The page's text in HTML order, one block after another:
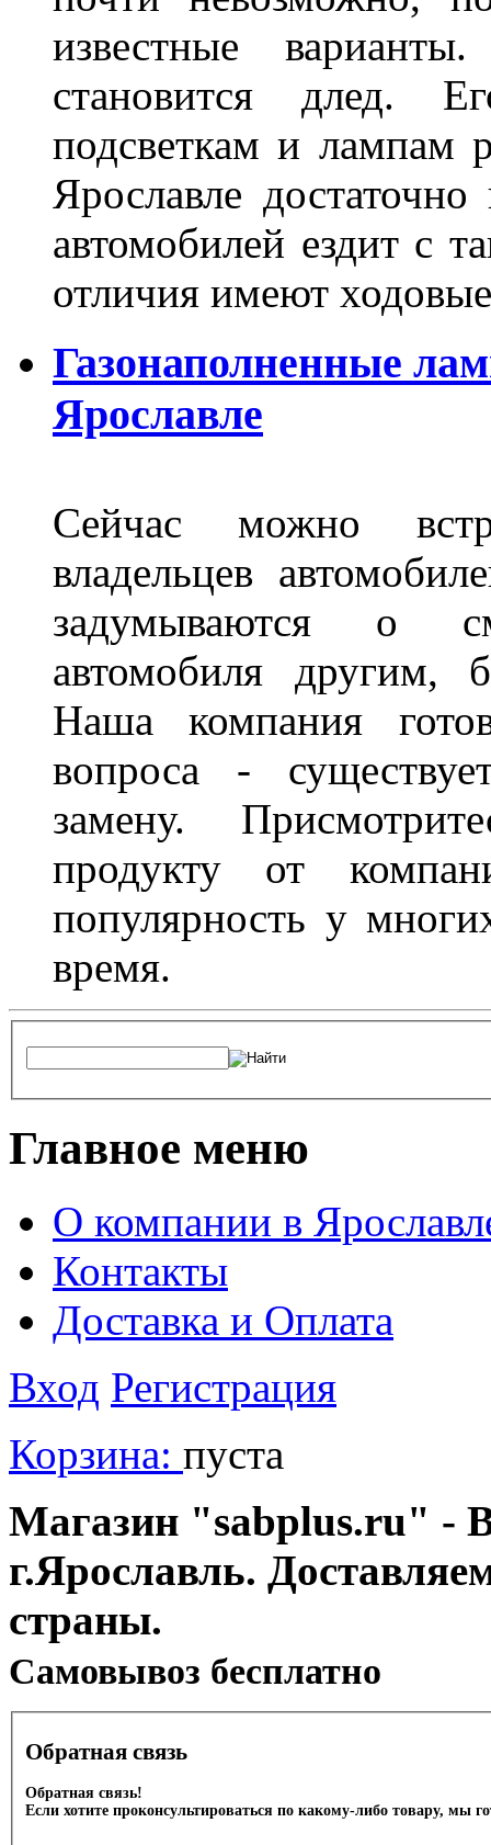
известные
становится длед.
подсветкам и лампам
Ярославле
автомобилей ездит с
отличия имеют
Газонаполненные
Ярославле
Сейчас можно
владельцев
задумываются о
автомобиля другим,
Наша компания
вопроса -
замену.
продукту от
популярность у
время.
Главное меню
О компании в
Контакты
Доставка и Оплата
Вход Регистрация
Корзина: пуста
Магазин "sabplus.ru" -
г.Ярославль.
страны.
Cамовывоз бесплатно
Обратная связь
Обратная связь!
Если хотите проконсультироваться по какому-либо товару, мы